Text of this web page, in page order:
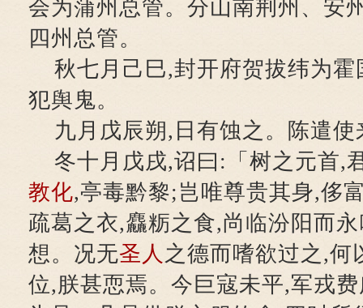
会为蒲州总管。分山南荆州、安
四州总管。
秋七月己巳,封开府贺拔纬为
犯舆鬼。
九月戊辰朔,日有蚀之。陈遣使
冬十月戊戌,诏曰:「树之元首,
教化,亭毒黔黎;岂唯尊贵其身,侈
疏葛之衣,麤粝之食,尚临汾阳而
想。况无圣人 之德而嗜欲过之,何
位,朕甚恧焉。今巨寇未平,军戎